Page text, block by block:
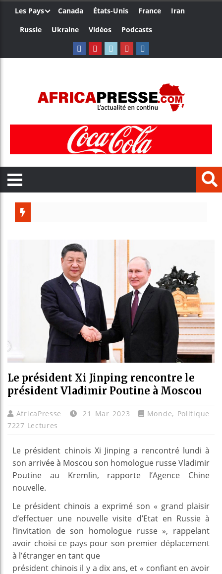
Les Pays Canada États-Unis France
Iran
Russie
Ukraine Vidéos Podcasts
Bénin
Le président Xi Jinping rencontre le
président Vladimir Poutine à Moscou
AfricaPresse 21 Mar 2023 Monde, Politique
7227 Lectures
Le président chinois Xi Jinping a rencontré lundi à
son arrivée à Moscou son homologue russe Vladimir
Poutine au Kremlin, rapporte l’Agence Chine
nouvelle.
Le président chinois a exprimé son « grand plaisir
d’effectuer une nouvelle visite d’Etat en Russie à
l’invitation de son homologue russe », rappelant
avoir choisi ce pays pour son premier déplacement
à l’étranger en tant que
président chinois il y a dix ans, et « confiant en avoir